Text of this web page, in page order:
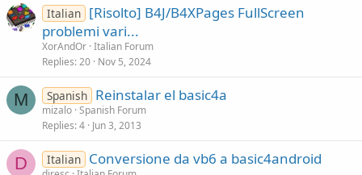
Italian [Risolto] B4J/B4XPages FullScreen
problemi vari...
XorAndOr Italian Forum
Replies 20 Nov 5, 2024
M Spanish Reinstalar el basic4a
mizalo Spanish Forum
Replies 4 Jun 3, 2013
D Italian Conversione da vb6 a basic4android